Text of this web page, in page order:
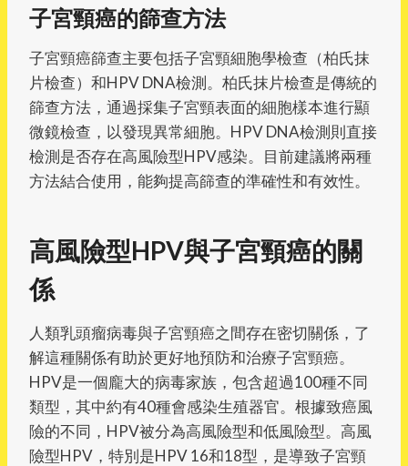
子宮頸癌的篩查方法
子宮頸癌篩查主要包括子宮頸細胞學檢查（柏氏抹
片檢查）和HPV DNA檢測。柏氏抹片檢查是傳統的
篩查方法，通過採集子宮頸表面的細胞樣本進行顯
微鏡檢查，以發現異常細胞。HPV DNA檢測則直接
檢測是否存在高風險型HPV感染。目前建議將兩種
方法結合使用，能夠提高篩查的準確性和有效性。
高風險型HPV與子宮頸癌的關
係
人類乳頭瘤病毒與子宮頸癌之間存在密切關係，了
解這種關係有助於更好地預防和治療子宮頸癌。
HPV是一個龐大的病毒家族，包含超過100種不同
類型，其中約有40種會感染生殖器官。根據致癌風
險的不同，HPV被分為高風險型和低風險型。高風
險型HPV，特別是HPV 16和18型，是導致子宮頸